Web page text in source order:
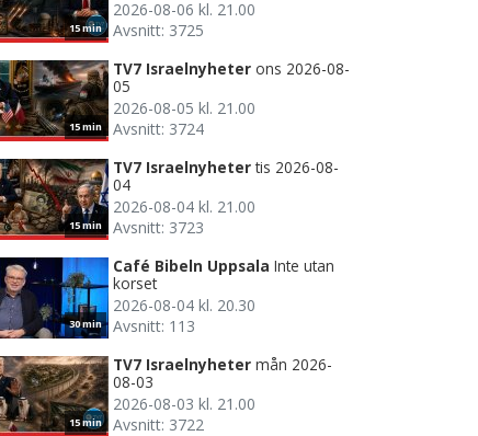
15 min
2026-08-06 kl. 21.00
Avsnitt: 3725
15 min
TV7 Israelnyheter ons 2026-08-
05
2026-08-05 kl. 21.00
Avsnitt: 3724
15 min
TV7 Israelnyheter tis 2026-08-
04
2026-08-04 kl. 21.00
Avsnitt: 3723
30 min
Café Bibeln Uppsala Inte utan
korset
2026-08-04 kl. 20.30
Avsnitt: 113
15 min
TV7 Israelnyheter mån 2026-
08-03
2026-08-03 kl. 21.00
Avsnitt: 3722